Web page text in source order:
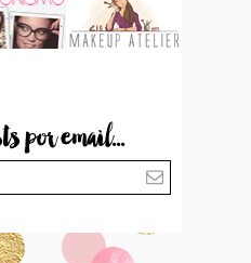
por email...